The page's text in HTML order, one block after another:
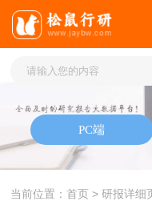
当前位置：首页 > 研报详细